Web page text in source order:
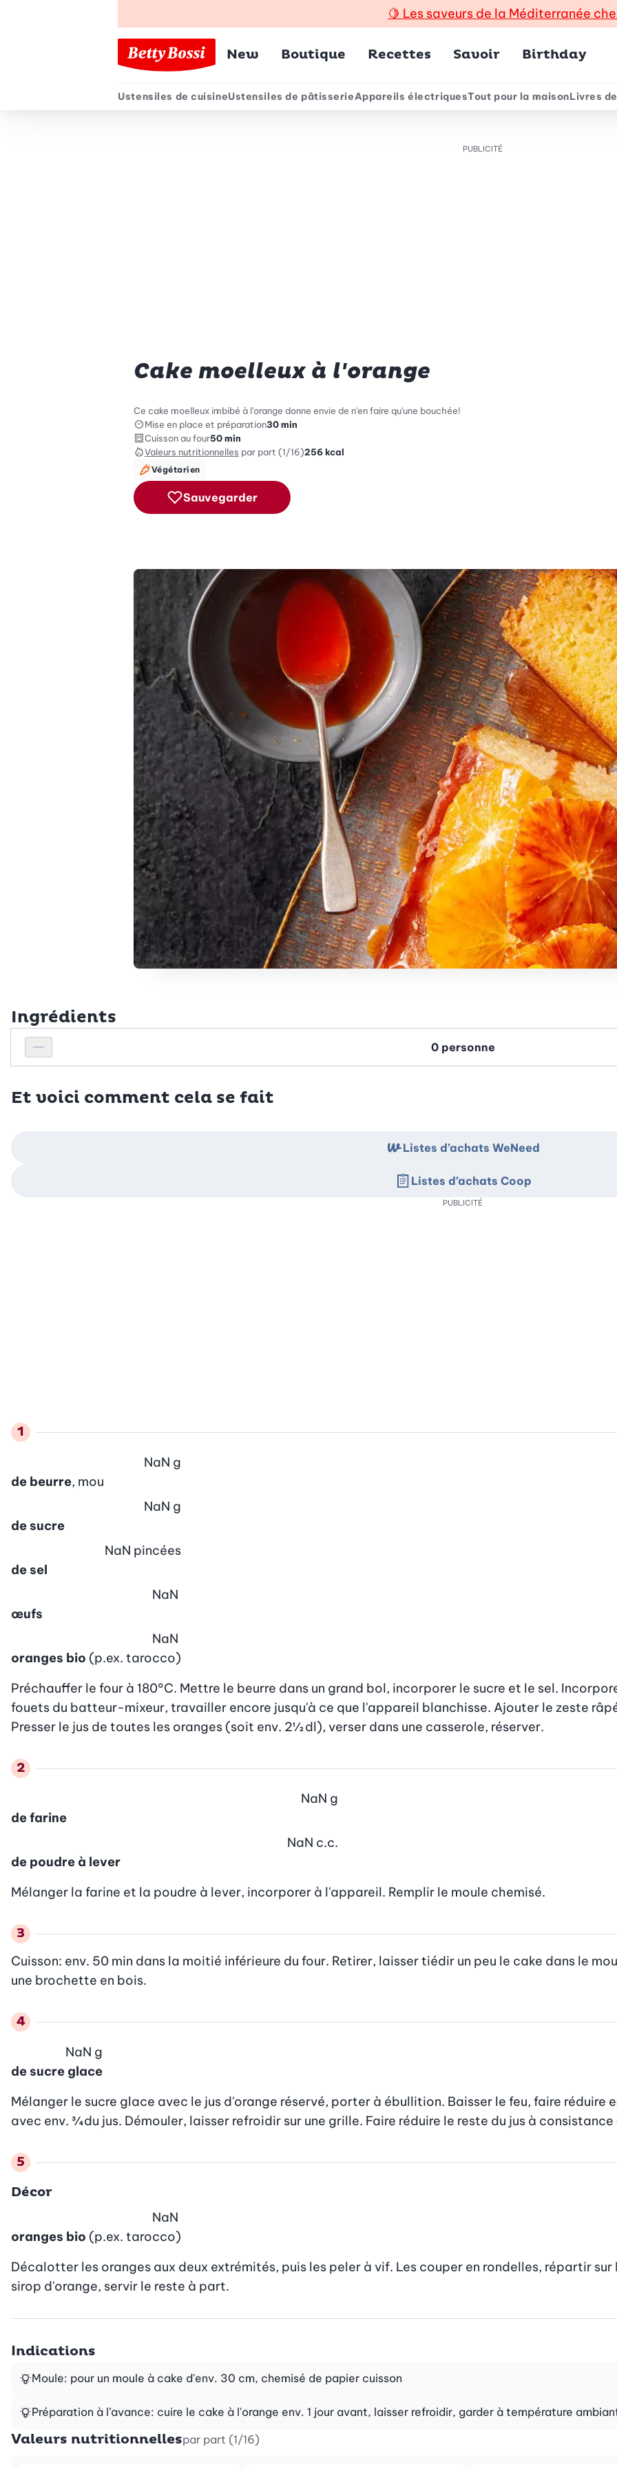
🍋 Les saveurs de la Méditerranée
Menu principal
New Boutique Recettes Savoir Birthday
Menu secondaire
Ustensiles de cuisineUstensiles de pâtisserieAppareils électriquesTout pour la maisonLivres
PUBLICITÉ
Cake moelleux à l'orange
Ce cake moelleux imbibé à l'orange donne envie de n'en faire qu'une bouchée!
Mise en place et préparation30 min
Cuisson au four50 min
Valeurs nutritionnelles par part (1/16)256 kcal
Végétarien
Sauvegarder
Ingrédients
Réduire le nombre de personnes
Personnes
Et voici comment cela se fait
de beurre, mou
NaN g
de sucre
NaN g
de sel
NaN pincées
œufs
NaN
oranges bio (p.ex. tarocco)
NaN
Préchauffer le four à 180°C. Mettre le beurre dans un grand bol, incorporer le sucre et le sel.
fouets du batteur-mixeur, travailler encore jusqu'à ce que l'appareil blanchisse. Ajouter le zeste
Presser le jus de toutes les oranges (soit env. 2½ dl), verser dans une casserole, réserver.
de farine
NaN g
de poudre à lever
NaN c.c.
Mélanger la farine et la poudre à lever, incorporer à l'appareil. Remplir le moule chemisé.
Cuisson: env. 50 min dans la moitié inférieure du four. Retirer, laisser tiédir un peu le cake dans le
une brochette en bois.
de sucre glace
NaN g
Mélanger le sucre glace avec le jus d'orange réservé, porter à ébullition. Baisser le feu, faire réduire
avec env. ¾ du jus. Démouler, laisser refroidir sur une grille. Faire réduire le reste du jus à
Décor
oranges bio (p.ex. tarocco)
NaN
Décalotter les oranges aux deux extrémités, puis les peler à vif. Les couper en rondelles, répartir
sirop d'orange, servir le reste à part.
Listes d’achats WeNeed
Listes d’achats Coop
PUBLICITÉ
Indications
Moule: pour un moule à cake d'env. 30 cm, chemisé de papier cuisson
Préparation à l’avance: cuire le cake à l'orange env. 1 jour avant, laisser refroidir, garder à température
Valeurs nutritionnellespar part (1/16)